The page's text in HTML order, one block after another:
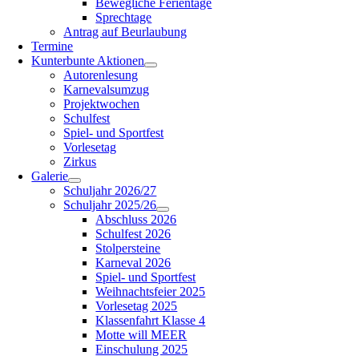
Bewegliche Ferientage
Sprechtage
Antrag auf Beurlaubung
Termine
Kunterbunte Aktionen
Autorenlesung
Karnevalsumzug
Projektwochen
Schulfest
Spiel- und Sportfest
Vorlesetag
Zirkus
Galerie
Schuljahr 2026/27
Schuljahr 2025/26
Abschluss 2026
Schulfest 2026
Stolpersteine
Karneval 2026
Spiel- und Sportfest
Weihnachtsfeier 2025
Vorlesetag 2025
Klassenfahrt Klasse 4
Motte will MEER
Einschulung 2025